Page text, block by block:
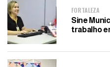
FORTALEZA
Sine
trabalho